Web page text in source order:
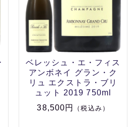
ベレッシュ・エ・フィス
アンボネイ グラン・ク
リュ エクストラ・ブリ
ュット 2019 750ml
38,500円
（税込み）